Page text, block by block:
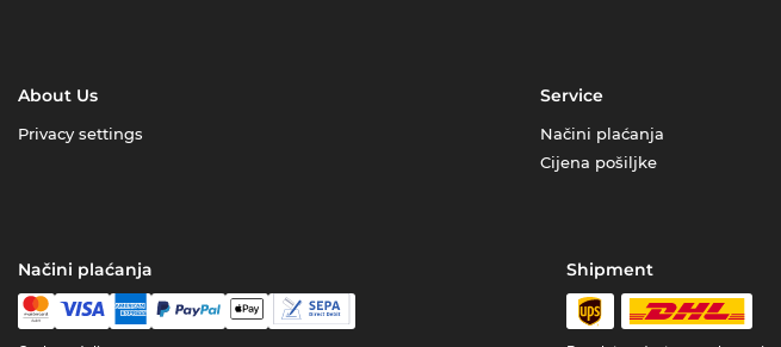
About Us
Privacy settings
Service
Načini plaćanja
Cijena pošiljke
Načini plaćanja Shipment